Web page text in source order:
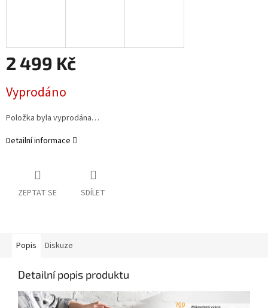
2 499 Kč
cena:
Vyprodáno
Položka byla vyprodána…
Detailní informace
ZEPTAT SE SDÍLET
Popis Diskuze
Detailní popis produktu